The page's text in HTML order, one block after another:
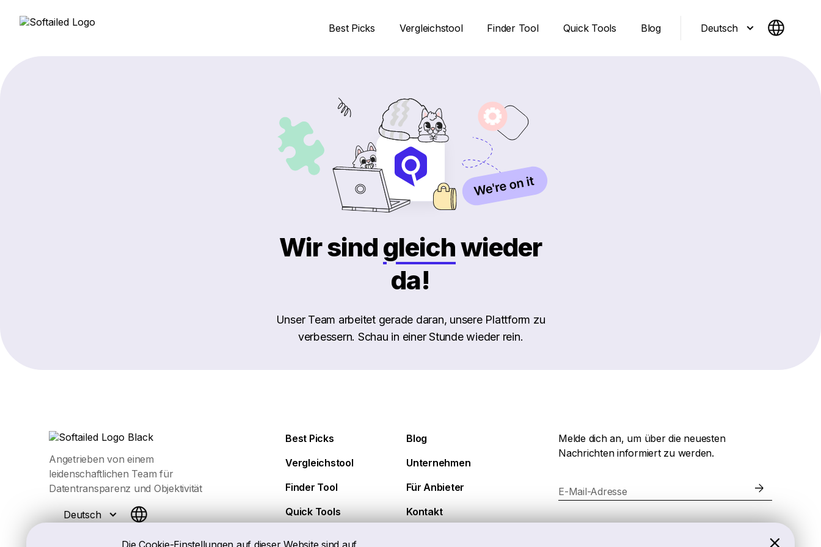
Die Cookie-Einstellungen auf dieser Website sind auf
Best Picks Vergleichstool Finder Tool Quick Tools Blog Deutsch
Wir sindgleichwieder
da!
Unser Team arbeitet gerade daran, unsere Plattform zu
verbessern. Schau in einer Stunde wieder rein.
Angetrieben von einem
leidenschaftlichen Team für
Datentransparenz und Objektivität
Deutsch
Best Picks
Blog
Vergleichstool
Unternehmen
Finder Tool
Für Anbieter
Quick Tools
Kontakt
Melde dich an, um über die neuesten
Nachrichten informiert zu werden.
E-Mail-Adresse